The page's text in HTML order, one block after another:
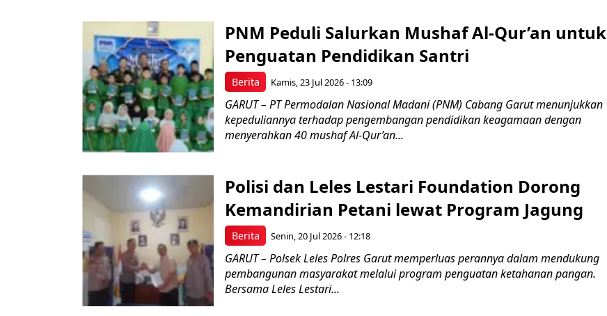
Berita
PNM Peduli Salurkan Mushaf Al-Qur’an untuk
Penguatan Pendidikan Santri
Kamis, 23 Jul 2026 - 13:09
GARUT – PT Permodalan Nasional Madani (PNM) Cabang Garut menunjukkan
kepeduliannya terhadap pengembangan pendidikan keagamaan dengan
menyerahkan 40 mushaf Al-Qur’an...
Berita
Polisi dan Leles Lestari Foundation Dorong
Kemandirian Petani lewat Program Jagung
Senin, 20 Jul 2026 - 12:18
GARUT – Polsek Leles Polres Garut memperluas perannya dalam mendukung
pembangunan masyarakat melalui program penguatan ketahanan pangan.
Bersama Leles Lestari...